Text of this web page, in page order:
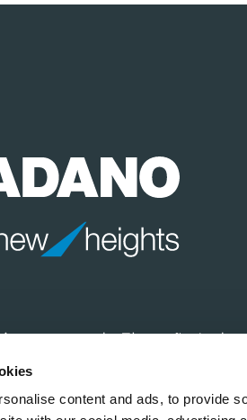
content and ads, to provide
de Elevação Ltda.
Paulo, SP – 01410-000